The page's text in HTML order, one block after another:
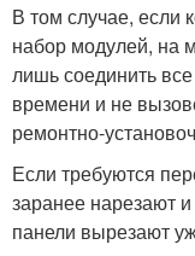
В том случае, если
набор модулей, на
лишь соединить
времени и не
ремонтно-
Если требуются
заранее нарезают
панели вырезают